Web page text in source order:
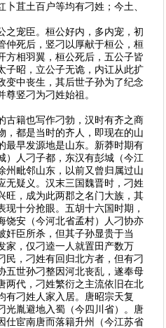
苴土百户等均有刁姓；今土、
之宠臣。桓公好内，多内宠，初
仲死后，竖刁以厚献于桓公，桓
方相羽翼，桓公死后，五公子皆
子昭，立公子无诡，内讧从此扩
变中丧生，其后世子孙为了纪念
竖刁为刁姓始祖。
古籍也写作刁勃，汉时有齐之商
，都是当时的齐人，即现在的山
最早发源地是山东。新莽时期有
）人刁子都，东汉有彭城（今江
州毗邻山东，以前又曾归属过山
无疑义。汉末三国魏晋时，刁姓
旺，成为此两郡之名门大族，其
十分抢眼。五胡十六国时期，
饶安（今河北省孟村）人刁协亦
奸臣所杀，但其子孙显贵于当
家，仅刁逵一人就置田产数万
民，刁姓有回归北方者，但有刁
五世孙刁整因河北丧乱，遂奉母
两代，刁姓繁衍之主流依旧在北
有刁姓人家入居。唐昭宗天复
光胤避地入蜀（今四川省）。唐
仕宦南唐而落籍升州（今江苏省